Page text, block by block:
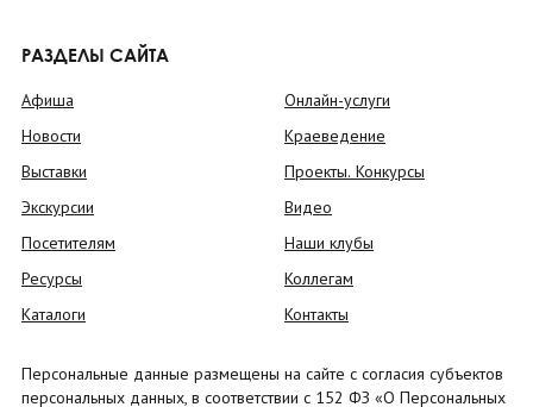
РАЗДЕЛЫ САЙТА
Афиша
Новости
Выставки
Экскурсии
Посетителям
Ресурсы
Каталоги
Онлайн-услуги
Краеведение
Проекты. Конкурсы
Видео
Наши клубы
Коллегам
Контакты
Персональные данные размещены на сайте с согласия субъектов
персональных данных, в соответствии с 152 ФЗ «О Персональных